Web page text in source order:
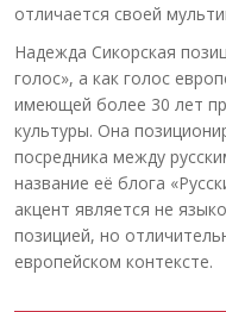
отличается своей
Надежда Сикорская
голос», а как голос
имеющей более 30 лет
культуры. Она
посредника между
название её блога
акцент является не
позицией, но
европейском контексте.